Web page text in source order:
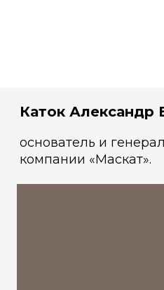
основатель и
компании «Маскат».
Каток Александр